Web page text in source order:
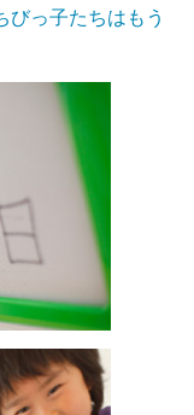
びっ子たちはもう